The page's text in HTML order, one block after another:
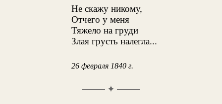
Не скажу никому,
Отчего у меня
Тяжело на груди
Злая грусть налегла...
26 февраля 1840 г.
✦